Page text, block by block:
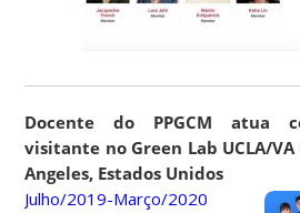
Docente do PPGCM atua
visitante no Green Lab UCLA/
Angeles, Estados Unidos
Julho/2019-Março/2020